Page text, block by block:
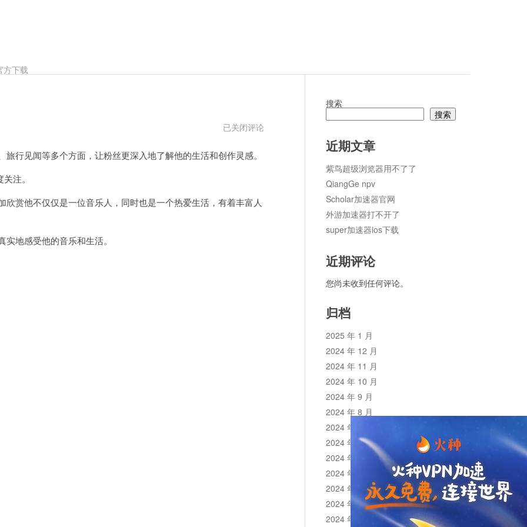
方下载
陈
ins
婷
已关闭评论
见闻等多个方面，让粉丝更深入地了解他的生活和创作灵感。
注。
他不仅仅是一位音乐人，同时也是一个热爱生活，有着丰富人
地感受他的音乐和生活。
搜索
搜索
近期文章
紫鸟超级浏览器用不了了
QiangGe npv
Scholar加速器官网
外游加速器打不开了
super加速器ios下载
近期评论
您尚未收到任何评论。
归档
2025 年 1 月
2024 年 12 月
2024 年 11 月
2024 年 10 月
2024 年 9 月
2024 年 8 月
2024 年 7 月
2024 年 6 月
2024 年 5 月
2024 年 4 月
2024 年 3 月
2024 年 2 月
2024 年 1 月